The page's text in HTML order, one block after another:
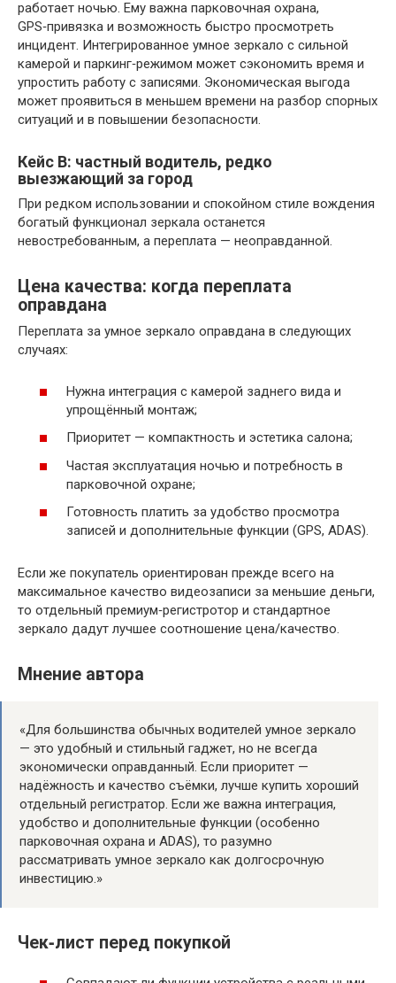
работает ночью. Ему важна парковочная охрана,
GPS‑привязка и возможность быстро просмотреть
инцидент. Интегрированное умное зеркало с сильной
камерой и паркинг‑режимом может сэкономить время и
упростить работу с записями. Экономическая выгода
может проявиться в меньшем времени на разбор спорных
ситуаций и в повышении безопасности.
Кейс B: частный водитель, редко
выезжающий за город
При редком использовании и спокойном стиле вождения
богатый функционал зеркала останется
невостребованным, а переплата — неоправданной.
Цена качества: когда переплата
оправдана
Переплата за умное зеркало оправдана в следующих
случаях:
Нужна интеграция с камерой заднего вида и
упрощённый монтаж;
Приоритет — компактность и эстетика салона;
Частая эксплуатация ночью и потребность в
парковочной охране;
Готовность платить за удобство просмотра
записей и дополнительные функции (GPS, ADAS).
Если же покупатель ориентирован прежде всего на
максимальное качество видеозаписи за меньшие деньги,
то отдельный премиум‑регистротор и стандартное
зеркало дадут лучшее соотношение цена/качество.
Мнение автора
«Для большинства обычных водителей умное зеркало
— это удобный и стильный гаджет, но не всегда
экономически оправданный. Если приоритет —
надёжность и качество съёмки, лучше купить хороший
отдельный регистратор. Если же важна интеграция,
удобство и дополнительные функции (особенно
парковочная охрана и ADAS), то разумно
рассматривать умное зеркало как долгосрочную
инвестицию.»
Чек‑лист перед покупкой